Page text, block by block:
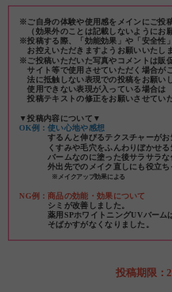
※ご自身の体験や使用感をメインにご投
（効果外のことは記載しないようにお
※投稿する際、「効能効果」や「安全性
お控えいただきますようお願いいたしま
※ご投稿いただいた写真やコメントは販
サイト等で使用させていただく場合がご
法に抵触しない表現での投稿をお願い
使用できない表現が入っている場合は
投稿テキストの修正をお願いさせてい
▼投稿内容について▼
OK例：使い心地や感想
するんと伸びるテクスチャーがお気
くすみや毛穴をふんわりぼかせる気
バームなのに塗った後サラサラな
外出先でのメイク直しにも役立ちそ
※メイクアップ効果による
NG例：商品の効能・効果について
シミが改善しました。
薬用SPホワイトニングUVバームは
そばかすがなくなりました。
投稿期限：